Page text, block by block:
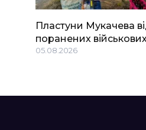
Пластуни Мукачева
поранених військових
05.08.2026